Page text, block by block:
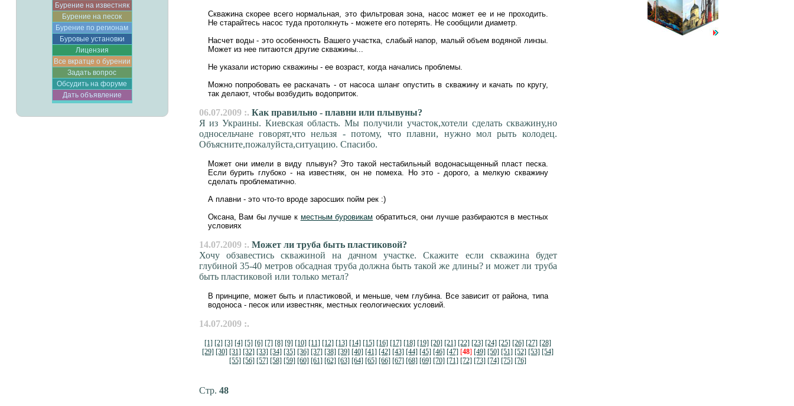
Бурение на известняк
Бурение на песок
Бурение по регионам
Буровые установки
Лицензия
Все вкратце о бурении
Задать вопрос
Обсудить на форуме
Дать объявление
Скважина скорее всего нормальная, это фильтровая зона, насос может ее и не проходить.
Не старайтесь насос туда протолкнуть - можете его потерять. Не сообщили диаметр.
Насчет воды - это особенность Вашего участка, слабый напор, малый объем водяной линзы.
Может из нее питаются другие скважины...
Не указали историю скважины - ее возраст, когда начались проблемы.
Можно попробовать ее раскачать - от насоса шланг опустить в скважину и качать по кругу,
так делают, чтобы возбудить водоприток.
06.07.2009 :. Как правильно - плавни или плывуны?
Я из Украины. Киевская область. Мы получили участок,хотели сделать скважину,но
односельчане говорят,что нельзя - потому, что плавни, нужно мол рыть колодец.
Объясните,пожалуйста,ситуацию. Спасибо.
Может они имели в виду плывун? Это такой нестабильный водонасыщенный пласт песка.
Если бурить глубоко - на известняк, он не помеха. Но это - дорого, а мелкую скважину
сделать проблематично.
А плавни - это что-то вроде заросших пойм рек :)
Оксана, Вам бы лучше к местным буровикам обратиться, они лучше разбираются в местных
условиях
14.07.2009 :. Может ли труба быть пластиковой?
Хочу обзавестись скважиной на дачном участке. Скажите если скважина будет
глубиной 35-40 метров обсадная труба должна быть такой же длины? и может ли труба
быть пластиковой или только метал?
В принципе, может быть и пластиковой, и меньше, чем глубина. Все зависит от района, типа
водоноса - песок или известняк, местных геологических условий.
14.07.2009 :.
[1] [2] [3] [4] [5] [6] [7] [8] [9] [10] [11] [12] [13] [14] [15] [16] [17] [18] [19] [20] [21] [22] [23] [24] [25] [26] [27] [28]
[29] [30] [31] [32] [33] [34] [35] [36] [37] [38] [39] [40] [41] [42] [43] [44] [45] [46] [47] [48] [49] [50] [51] [52] [53] [54]
[55] [56] [57] [58] [59] [60] [61] [62] [63] [64] [65] [66] [67] [68] [69] [70] [71] [72] [73] [74] [75] [76]
Стр. 48